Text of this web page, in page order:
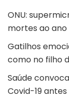
ONU:
mortes ao
Gatilhos
como no filho
Saúde
Covid-19